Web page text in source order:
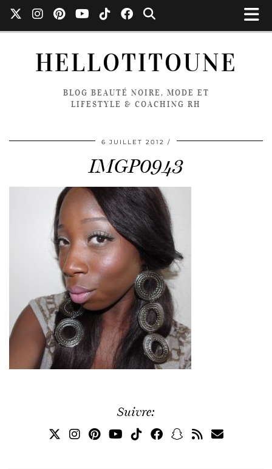
HELLOTITOUNE
BLOG BEAUTÉ NOIRE, MODE ET
LIFESTYLE & COACHING RH
6 JUILLET 2012
IMGP0943
Suivre: